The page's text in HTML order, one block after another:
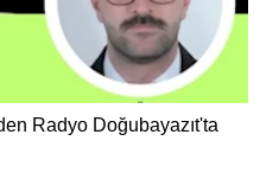
Radyo Doğubayazıt'ta